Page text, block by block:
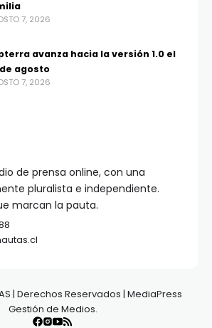
de prensa online, con una
pluralista e independiente.
marcan la pauta.
7, 2026
avanza hacia la versión 1.0 el
agosto
7, 2026
| Derechos Reservados | MediaPress
Gestión de Medios.